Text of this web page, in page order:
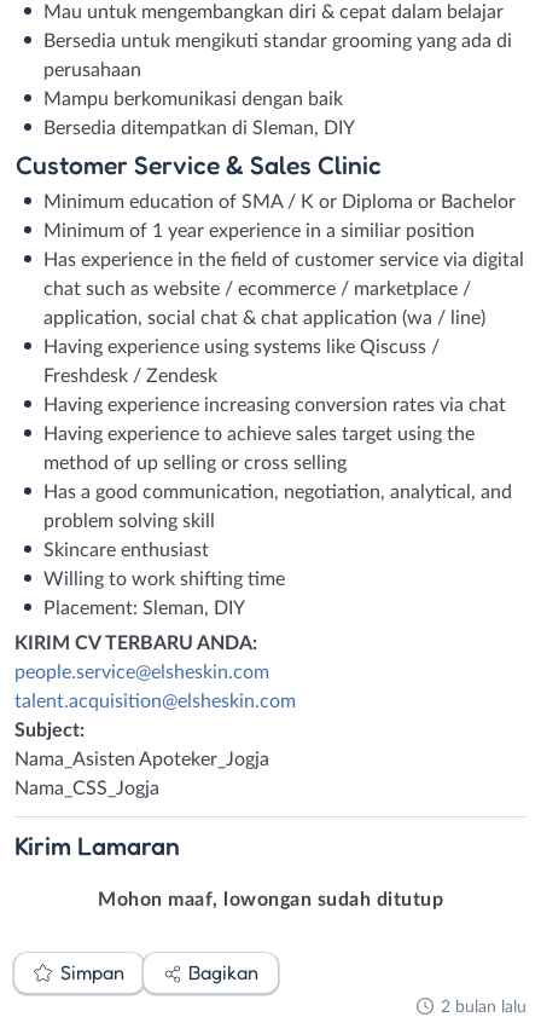
Mau untuk mengembangkan diri & cepat dalam belajar
Bersedia untuk mengikuti standar grooming yang ada di
perusahaan
Mampu berkomunikasi dengan baik
Bersedia ditempatkan di Sleman, DIY
Customer Service & Sales Clinic
Minimum education of SMA / K or Diploma or Bachelor
Minimum of 1 year experience in a similiar position
Has experience in the field of customer service via digital
chat such as website / ecommerce / marketplace /
application, social chat & chat application (wa / line)
Having experience using systems like Qiscuss /
Freshdesk / Zendesk
Having experience increasing conversion rates via chat
Having experience to achieve sales target using the
method of up selling or cross selling
Has a good communication, negotiation, analytical, and
problem solving skill
Skincare enthusiast
Willing to work shifting time
Placement: Sleman, DIY
KIRIM CV TERBARU ANDA:
people.service@elsheskin.com
talent.acquisition@elsheskin.com
Subject:
Nama_Asisten Apoteker_Jogja
Nama_CSS_Jogja
Kirim Lamaran
Mohon maaf, lowongan sudah ditutup
Simpan Bagikan
2 bulan lalu